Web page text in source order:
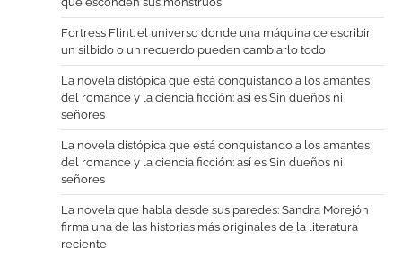
Fortress Flint: el universo donde una máquina de escribir,
un silbido o un recuerdo pueden cambiarlo todo
La novela distópica que está conquistando a los amantes
del romance y la ciencia ficción: así es Sin dueños ni
señores
La novela distópica que está conquistando a los amantes
del romance y la ciencia ficción: así es Sin dueños ni
señores
La novela que habla desde sus paredes: Sandra Morejón
firma una de las historias más originales de la literatura
reciente